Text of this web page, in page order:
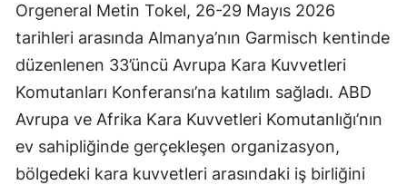
Orgeneral Metin Tokel, 26-29 Mayıs 2026
tarihleri arasında Almanya’nın Garmisch kentinde
düzenlenen 33’üncü Avrupa Kara Kuvvetleri
Komutanları Konferansı’na katılım sağladı. ABD
Avrupa ve Afrika Kara Kuvvetleri Komutanlığı’nın
ev sahipliğinde gerçekleşen organizasyon,
bölgedeki kara kuvvetleri arasındaki iş birliğini